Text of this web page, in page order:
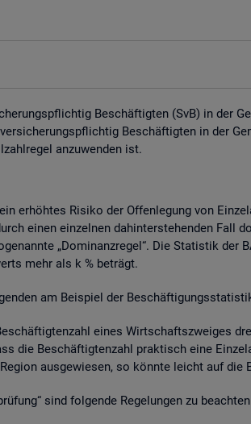
Be­schäf­tig­ten (SvB) in der
Be­schäf­tig­ten in der
an­zu­wen­den ist.
er­höh­tes Ri­si­ko der Of­fen­le­gung von
einen ein­zel­nen da­hin­ter­ste­hen­den
„Do­mi­nanz­re­gel“. Die Sta­tis­tik der
mehr als k % be­trägt.
am Bei­spiel der
eines Wirt­schafts­zwei­ges
die Be­schäf­tig­ten­zahl prak­tisch eine
aus­ge­wie­sen, so könn­te leicht auf
sind fol­gen­de Re­ge­lun­gen zu